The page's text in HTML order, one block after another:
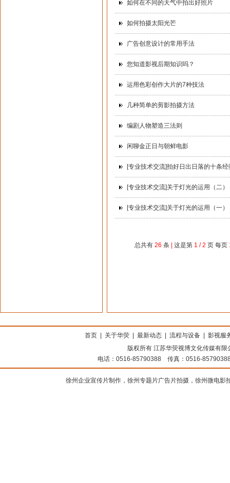
如何在不同的天气中拍出好照片
如何拍摄太阳光芒
广告创意设计的常用手法
您知道影视后期知识吗？
运用色彩创作大片的7种技法
几种简单的剪影拍摄方法
编剧人物塑造三法则
闲聊金正日与朝鲜电影
[专业技术交流]拍好日出日落的十条经
[专业技术交流]关于灯光的运用（二）
[专业技术交流]关于灯光的运用（一）
总共有26 条 这是第 1 / 2 页 每页
首页 关于华荧 最新动态 流程与设备
影视服
版权所有 江苏华荧视博文化传媒有
电话：0516-85790388 传真：0516-
徐州企业宣传片制作，徐州专题片广告片拍摄，徐州微电